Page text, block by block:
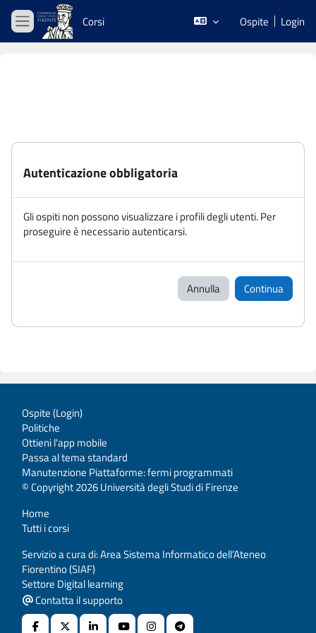
Vai al contenuto principale
Pannello laterale
Corsi Ospite Login
Autenticazione obbligatoria
Gli ospiti non possono visualizzare i profili degli utenti. Per
proseguire è necessario autenticarsi.
Annulla Continua
Ospite (Login)
Politiche
Ottieni l'app mobile
Passa al tema standard
Manutenzione Piattaforme: fermi programmati
© Copyright 2026 Università degli Studi di Firenze
Home
Tutti i corsi
Servizio a cura di: Area Sistema Informatico dell’Ateneo
Fiorentino (SIAF)
Settore Digital learning
Contatta il supporto